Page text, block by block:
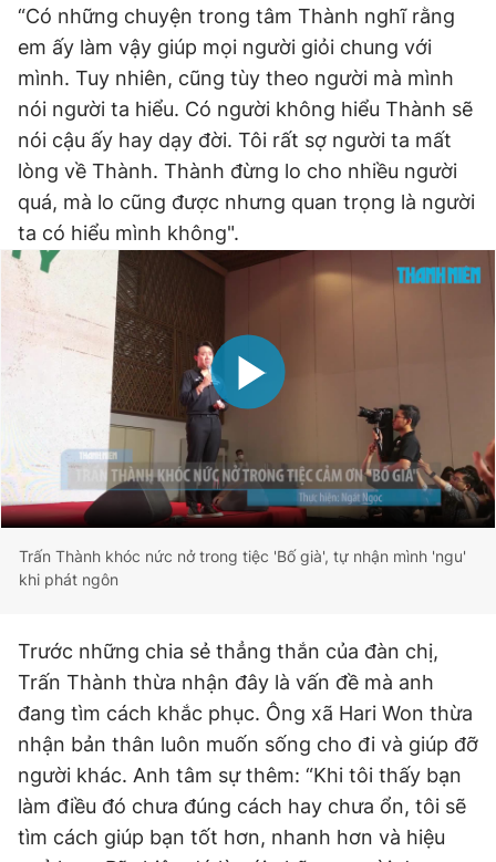
“Có những chuyện trong tâm Thành nghĩ rằng
em ấy làm vậy giúp mọi người giỏi chung với
mình. Tuy nhiên, cũng tùy theo người mà mình
nói người ta hiểu. Có người không hiểu Thành sẽ
nói cậu ấy hay dạy đời. Tôi rất sợ người ta mất
lòng về Thành. Thành đừng lo cho nhiều người
quá, mà lo cũng được nhưng quan trọng là người
ta có hiểu mình không".
Trấn Thành khóc nức nở trong tiệc 'Bố già', tự nhận mình 'ngu'
khi phát ngôn
Trước những chia sẻ thẳng thắn của đàn chị,
Trấn Thành thừa nhận đây là vấn đề mà anh
đang tìm cách khắc phục. Ông xã Hari Won thừa
nhận bản thân luôn muốn sống cho đi và giúp đỡ
người khác. Anh tâm sự thêm: “Khi tôi thấy bạn
làm điều đó chưa đúng cách hay chưa ổn, tôi sẽ
tìm cách giúp bạn tốt hơn, nhanh hơn và hiệu